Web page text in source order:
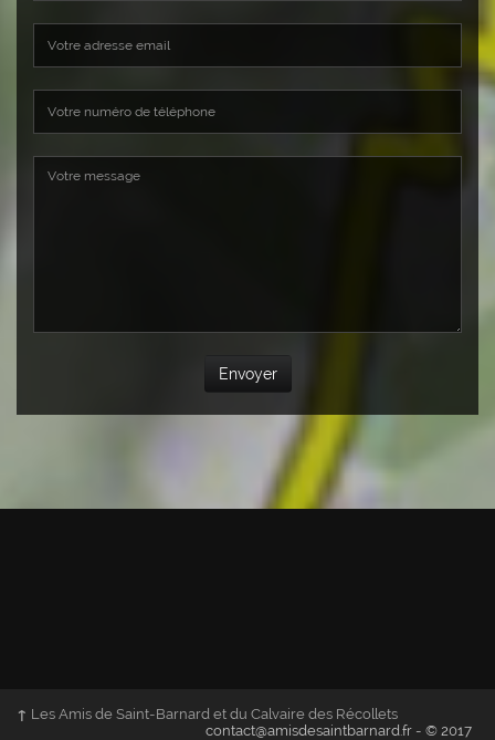
Envoyer
↑ Les Amis de Saint-Barnard et du Calvaire des Récollets
contact@amisdesaintbarnard.fr - © 2017